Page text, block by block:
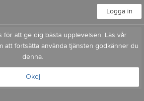
Logga in
för att ge dig bästa upplevelsen. Läs vår
att fortsätta använda tjänsten godkänner du
denna.
Okej